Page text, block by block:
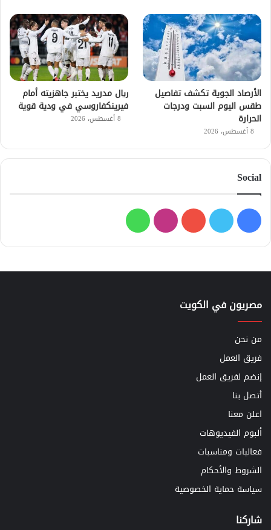
الأرصاد الجوية تكشف تفاصيل
طقس اليوم السبت ودرجات
الحرارة
8 أغسطس، 2026
ريال مدريد يختبر جاهزيته أمام
فيرينكفاروسي في ودية قوية
8 أغسطس، 2026
Social
فيسبوك
تويتر يوتيوبانستقرامواتساب
مصريون في الكويت
من نحن
فريق العمل
إنضم لفريق العمل
أتصل بنا
اعلن معنا
ألبوم الفيديوهات
فعاليات ومناسبات
الشروط والأحكام
سياسة حماية الخصوصية
شاركنا